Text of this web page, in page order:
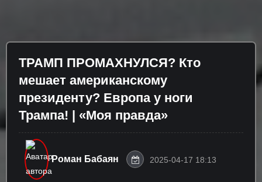
ТРАМП ПРОМАХНУЛСЯ? Кто
мешает американскому
президенту? Европа у ноги
Трампа! | «Моя правда»
Роман Бабаян 2025-04-17 18:13